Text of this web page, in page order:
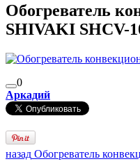
Обогреватель
SHIVAKI SHCV-
0
Аркадий
назад Обогреватель